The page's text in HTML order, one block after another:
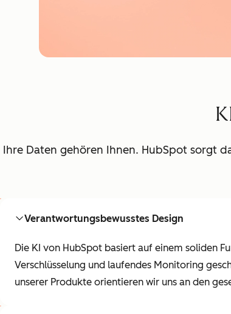
Ihre Daten gehören Ihnen. HubSpot sorgt
Verantwortungsbewusstes Design
Die KI von HubSpot basiert auf einem soliden
Verschlüsselung und laufendes Monitoring
unserer Produkte orientieren wir uns an den